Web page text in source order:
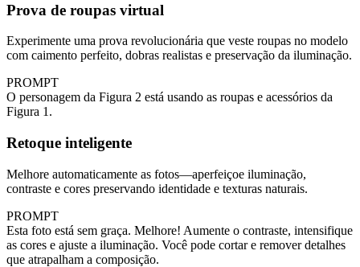
Prova de roupas virtual
Experimente uma prova revolucionária que veste roupas no modelo
com caimento perfeito, dobras realistas e preservação da iluminação.
PROMPT
O personagem da Figura 2 está usando as roupas e acessórios da
Figura 1.
Retoque inteligente
Melhore automaticamente as fotos—aperfeiçoe iluminação,
contraste e cores preservando identidade e texturas naturais.
PROMPT
Esta foto está sem graça. Melhore! Aumente o contraste, intensifique
as cores e ajuste a iluminação. Você pode cortar e remover detalhes
que atrapalham a composição.